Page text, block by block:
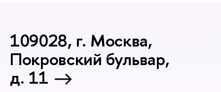
109028, г. Москва,
Покровский бульвар,
д. 11